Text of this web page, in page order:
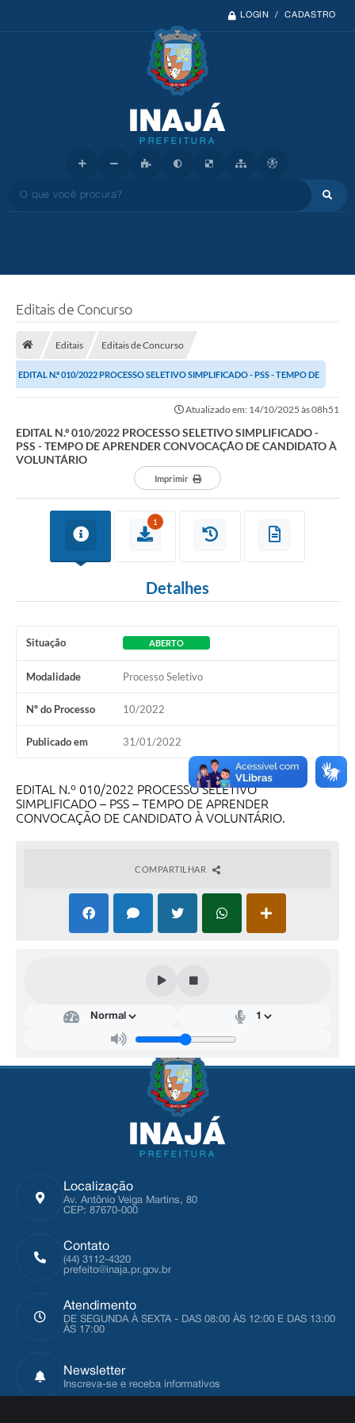
LOGIN / CADASTRO
O que você procura?
Editais de Concurso
Editais Editais de Concurso
EDITAL N.º 010/2022 PROCESSO SELETIVO SIMPLIFICADO - PSS - TEMPO DE
APRENDER CONVOCAÇÃO DE CANDIDATO À...Atualizado em: 14/10/2025 às 08h51
EDITAL N.º 010/2022 PROCESSO SELETIVO SIMPLIFICADO -
PSS - TEMPO DE APRENDER CONVOCAÇÃO DE CANDIDATO À
VOLUNTÁRIO
Imprimir
1
Detalhes
Situação ABERTO
Modalidade Processo Seletivo
Nº do Processo 10/2022
Publicado em 31/01/2022
EDITAL N.º 010/2022 PROCESSO SELETIVO
SIMPLIFICADO – PSS – TEMPO DE APRENDER
CONVOCAÇÃO DE CANDIDATO À VOLUNTÁRIO.
COMPARTILHAR
Localização
Av. Antônio Veiga Martins, 80
CEP: 87670-000
Contato
(44) 3112-4320
prefeito@inaja.pr.gov.br
Atendimento
DE SEGUNDA À SEXTA - DAS 08:00 ÀS 12:00 E DAS 13:00
ÀS 17:00
Newsletter
Inscreva-se e receba informativos